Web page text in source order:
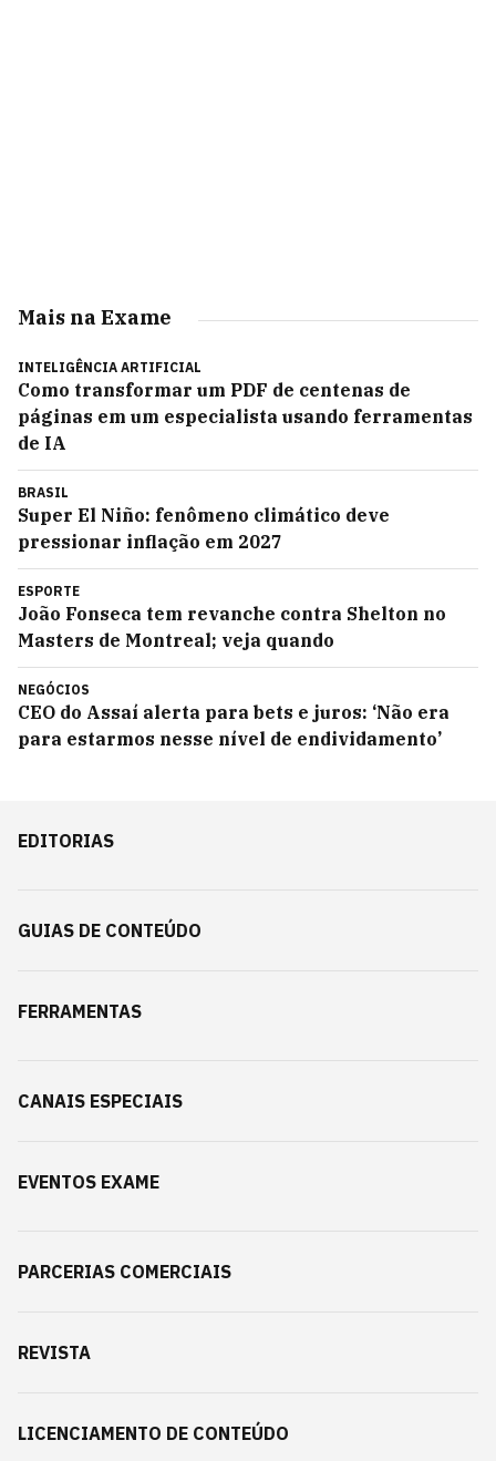
Mais na Exame
INTELIGÊNCIA ARTIFICIAL
Como transformar um PDF de centenas de
páginas em um especialista usando ferramentas
de IA
BRASIL
Super El Niño: fenômeno climático deve
pressionar inflação em 2027
ESPORTE
João Fonseca tem revanche contra Shelton no
Masters de Montreal; veja quando
NEGÓCIOS
CEO do Assaí alerta para bets e juros: ‘Não era
para estarmos nesse nível de endividamento’
EDITORIAS
GUIAS DE CONTEÚDO
FERRAMENTAS
CANAIS ESPECIAIS
EVENTOS EXAME
PARCERIAS COMERCIAIS
REVISTA
LICENCIAMENTO DE CONTEÚDO